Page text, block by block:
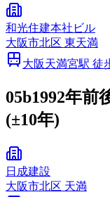
和光住建本社ビル
大阪市北区 東天満
大阪天満宮駅 徒
05b1992年前
(±10年)
日成建設
大阪市北区 天満